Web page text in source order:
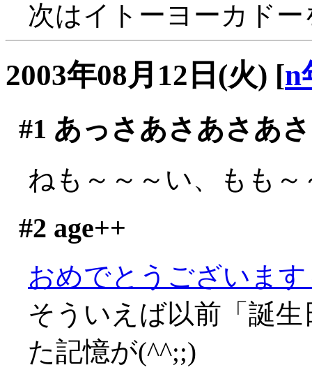
次はイトーヨーカド
2003年08月12日(火) [n
#1 あっさあさあさあ
ねも～～～い、もも～
#2 age++
おめでとうございま
そういえば以前「誕
た記憶が(^^;;)